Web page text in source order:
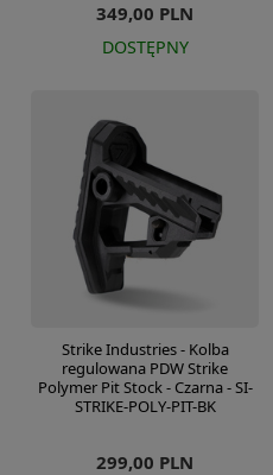
349,00 PLN
DOSTĘPNY
Strike Industries - Kolba
regulowana PDW Strike
Polymer Pit Stock - Czarna - SI-
STRIKE-POLY-PIT-BK
299,00 PLN